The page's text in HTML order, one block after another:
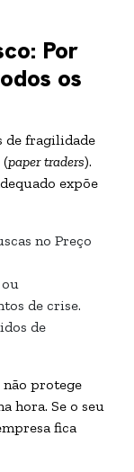
Por
os
de fragilidade
(paper traders).
expõe
no Preço
de crise.
de
não protege
hora. Se o seu
fica